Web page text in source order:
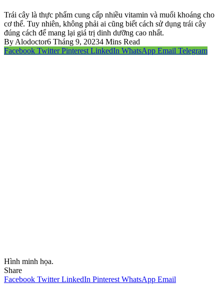
Trái cây là thực phẩm cung cấp nhiều vitamin và muối khoáng cho
cơ thể. Tuy nhiên, không phải ai cũng biết cách sử dụng trái cây
đúng cách để mang lại giá trị dinh dưỡng cao nhất.
By Alodoctor6 Tháng 9, 20234 Mins Read
Facebook Twitter Pinterest LinkedIn WhatsApp Email Telegram
Hình minh họa.
Share
Facebook Twitter LinkedIn Pinterest WhatsApp Email